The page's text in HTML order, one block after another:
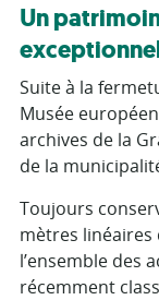
Un
Suite à la
Musée
archives de la
de la
Toujours
mètres
l’ensemble des
récemment